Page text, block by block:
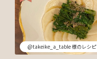
@takeike_a_table 様のレシピ